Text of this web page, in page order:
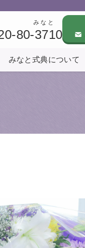
みなと式典について
みなと
80-3710